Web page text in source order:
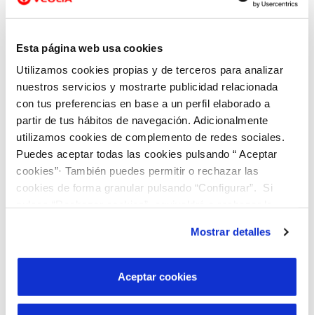
Esta página web usa cookies
Utilizamos cookies propias y de terceros para analizar
nuestros servicios y mostrarte publicidad relacionada
con tus preferencias en base a un perfil elaborado a
partir de tus hábitos de navegación. Adicionalmente
utilizamos cookies de complemento de redes sociales.
Puedes aceptar todas las cookies pulsando “ Aceptar
cookies”· También puedes permitir o rechazar las
cookies de forma granular pulsando “Configurar”. Si
son indispensables para que el sitio web funcione y que
por tanto no se pueden desactivar. Puedes consultar
más información en nuestraPolítica de Cookies
Mostrar detalles
Aceptar cookies
Asturagua entrega al centro Don Orione los
juguetes recogidos con la iniciativa El árbol
de los sueños